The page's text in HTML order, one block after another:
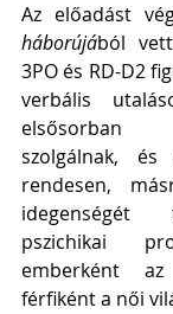
Az előadást
háborújából
3PO és RD-D2
verbális
elsősorban
szolgálnak,
rendesen,
idegenségét
pszichikai
emberként
férfiként a női